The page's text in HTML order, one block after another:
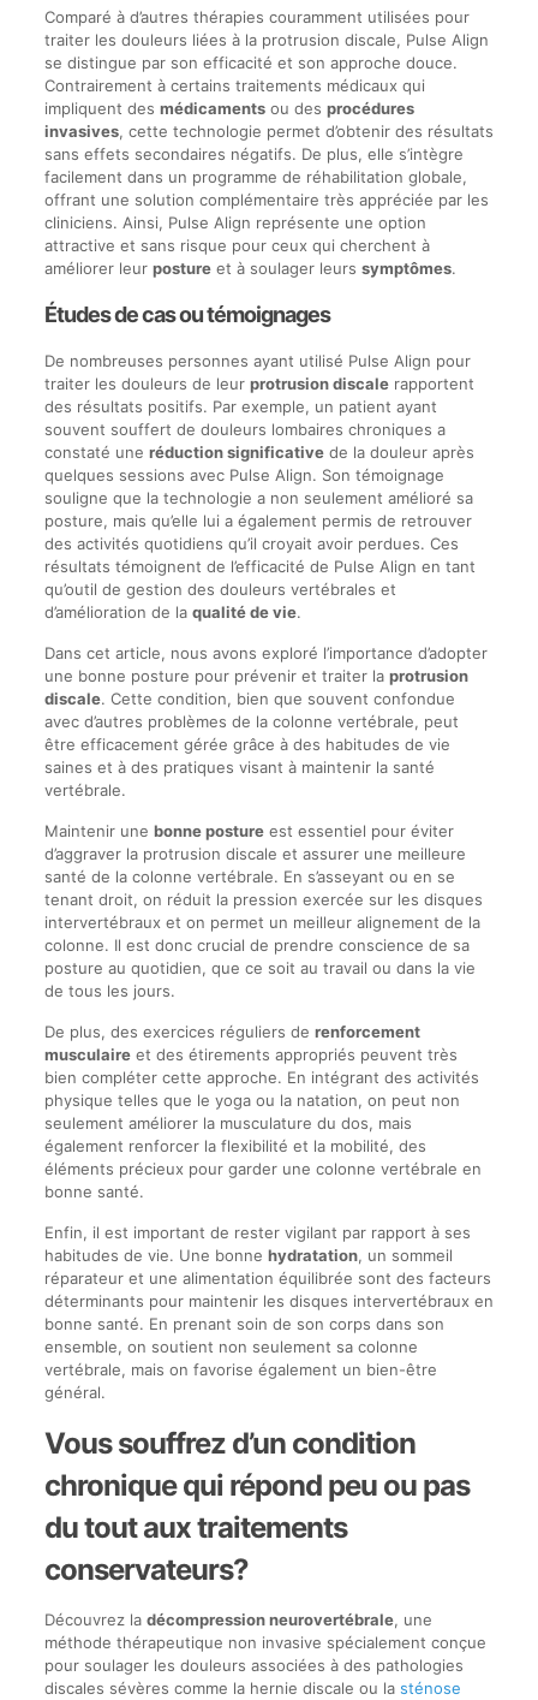
Comparé à d’autres thérapies couramment utilisées pour
traiter les douleurs liées à la protrusion discale, Pulse Align
se distingue par son efficacité et son approche douce.
Contrairement à certains traitements médicaux qui
impliquent des médicamentsou des procédures
invasives, cette technologie permet d’obtenir des résultats
sans effets secondaires négatifs. De plus, elle s’intègre
facilement dans un programme de réhabilitation globale,
offrant une solution complémentaire très appréciée par les
cliniciens. Ainsi, Pulse Align représente une option
attractive et sans risque pour ceux qui cherchent à
améliorer leur postureet à soulager leurs symptômes.
Études de cas ou témoignages
De nombreuses personnes ayant utilisé Pulse Align pour
traiter les douleurs de leur protrusion discalerapportent
des résultats positifs. Par exemple, un patient ayant
souvent souffert de douleurs lombaires chroniques a
constaté une réduction significativede la douleur après
quelques sessions avec Pulse Align. Son témoignage
souligne que la technologie a non seulement amélioré sa
posture, mais qu’elle lui a également permis de retrouver
des activités quotidiens qu’il croyait avoir perdues. Ces
résultats témoignent de l’efficacité de Pulse Align en tant
qu’outil de gestion des douleurs vertébrales et
d’amélioration de la qualité de vie.
Dans cet article, nous avons exploré l’importance d’adopter
une bonne posture pour prévenir et traiter la protrusion
discale. Cette condition, bien que souvent confondue
avec d’autres problèmes de la colonne vertébrale, peut
être efficacement gérée grâce à des habitudes de vie
saines et à des pratiques visant à maintenir la santé
vertébrale.
Maintenir une bonne postureest essentiel pour éviter
d’aggraver la protrusion discale et assurer une meilleure
santé de la colonne vertébrale. En s’asseyant ou en se
tenant droit, on réduit la pression exercée sur les disques
intervertébraux et on permet un meilleur alignement de la
colonne. Il est donc crucial de prendre conscience de sa
posture au quotidien, que ce soit au travail ou dans la vie
de tous les jours.
De plus, des exercices réguliers de renforcement
musculaireet des étirements appropriés peuvent très
bien compléter cette approche. En intégrant des activités
physique telles que le yoga ou la natation, on peut non
seulement améliorer la musculature du dos, mais
également renforcer la flexibilité et la mobilité, des
éléments précieux pour garder une colonne vertébrale en
bonne santé.
Enfin, il est important de rester vigilant par rapport à ses
habitudes de vie. Une bonne hydratation, un sommeil
réparateur et une alimentation équilibrée sont des facteurs
déterminants pour maintenir les disques intervertébraux en
bonne santé. En prenant soin de son corps dans son
ensemble, on soutient non seulement sa colonne
vertébrale, mais on favorise également un bien-être
général.
Vous souffrez d’un condition
chronique qui répond peu ou pas
du tout aux traitements
conservateurs?
Découvrez la décompression neurovertébrale, une
méthode thérapeutique non invasive spécialement conçue
pour soulager les douleurs associées à des pathologies
discales sévères comme la hernie discale ou la sténose